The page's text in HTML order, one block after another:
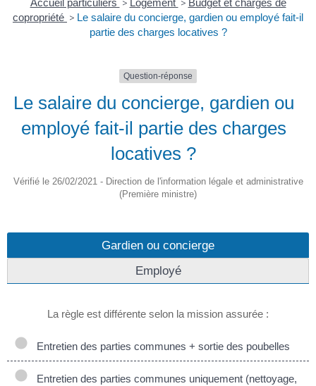
Accueil particuliers > Logement > Budget et charges de
copropriété > Le salaire du concierge, gardien ou employé fait-il
partie des charges locatives ?
Question-réponse
Le salaire du concierge, gardien ou
employé fait-il partie des charges
locatives ?
Vérifié le 26/02/2021 - Direction de l'information légale et administrative
(Première ministre)
Gardien ou concierge
Employé
La règle est différente selon la mission assurée :
Entretien des parties communes + sortie des poubelles
Entretien des parties communes uniquement (nettoyage,